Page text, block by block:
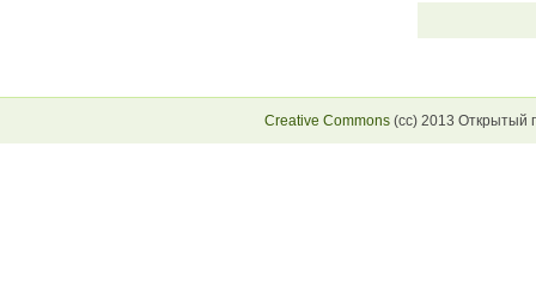
Creative Commons (сс) 2013 Открытый